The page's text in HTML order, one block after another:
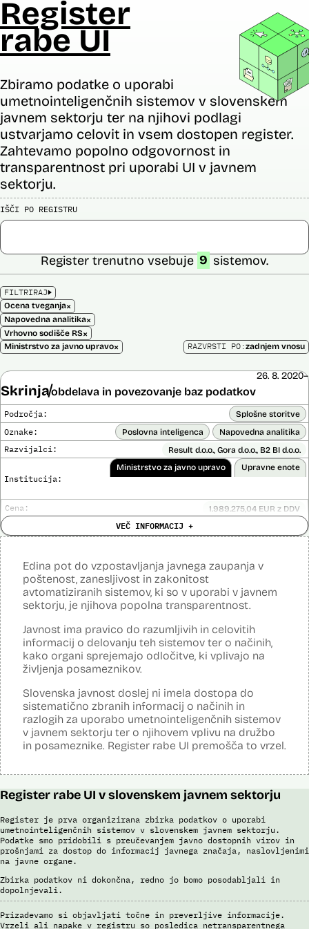
Register
rabe UI
Zbiramo podatke o uporabi
umetnointeligenčnih sistemov v slovenskem
javnem sektorju ter na njihovi podlagi
ustvarjamo celovit in vsem dostopen register.
Zahtevamo popolno odgovornost in
transparentnost pri uporabi UI v javnem
sektorju.
IŠČI PO REGISTRU
FILTRIRAJ
Ocena tveganja×
Napovedna analitika×
Vrhovno sodišče RS×
Ministrstvo za javno upravo×
Register trenutno vsebuje 9 sistemov.
RAZVRSTI PO:zadnjem vnosu
Skrinjaobdelava in povezovanje baz podatkov
26. 8. 2020–
Področja: Splošne storitve
Oznake: Poslovna inteligenca Napovedna analitika
Razvijalci: Result d.o.o., Gora d.o.o., B2 BI d.o.o.
Institucija:
Ministrstvo za javno upravo Upravne enote
Cena: 1.989.275,04 EUR z DDV
Analiza učinka na človekove pravice
opravljena:
Posodobljeno: 3. december 2024
Sistem omogoča obdelavo in vizualizacijo podatkov, povezovanje baz
podatkov, pripravo poročil, dinamično raziskovanje podatkov, uporabo
napovedne analitike, opazovanje gibanja podatkov v različnih
(če – potem), simulacije kompleksnejših problemov in scenarijev,
načrtovanje aktivnosti in porabe virov.
Viri:
Dosje javnega naročila
Podrobnosti izdelka na portalu NIO
Predstavitev projekta na gov.si
Predstavitev projekta na portalu OECD OPSI
Odgovor na zahtevo za dostop do informacij javnega značaja
Tehnične specifikacije iz razpisne dokumentacije
VEČ INFORMACIJ +
Edina pot do vzpostavljanja javnega zaupanja v
poštenost, zanesljivost in zakonitost
avtomatiziranih sistemov, ki so v uporabi v javnem
sektorju, je njihova popolna transparentnost.
Javnost ima pravico do razumljivih in celovitih
informacij o delovanju teh sistemov ter o načinih,
kako organi sprejemajo odločitve, ki vplivajo na
življenja posameznikov.
Slovenska javnost doslej ni imela dostopa do
sistematično zbranih informacij o načinih in
razlogih za uporabo umetnointeligenčnih sistemov
v javnem sektorju ter o njihovem vplivu na družbo
in posameznike. Register rabe UI premošča to vrzel.
Register rabe UI v slovenskem javnem sektorju
Register je prva organizirana zbirka podatkov o uporabi
umetnointeligenčnih sistemov v slovenskem javnem sektorju.
Podatke smo pridobili s preučevanjem javno dostopnih virov in
prošnjami za dostop do informacij javnega značaja, naslovljenimi
na javne organe.
Zbirka podatkov ni dokončna, redno jo bomo posodabljali in
dopolnjevali.
Prizadevamo si objavljati točne in preverljive informacije.
Vrzeli ali napake v registru so posledica netransparentnega